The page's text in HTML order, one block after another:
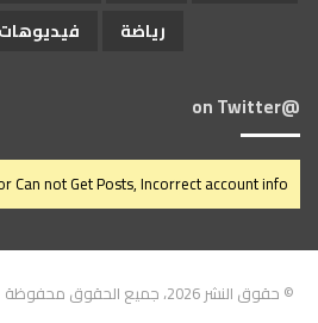
رياضة
@on Twitter
Can not Get Posts, Incorrect account info.
© حقوق النشر 2026، جميع الحقوق محفوظة |